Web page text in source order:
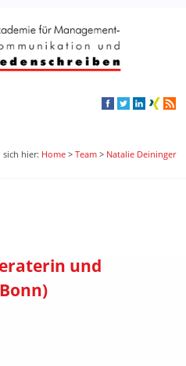
hier: Home> Team> Natalie Deininger
und